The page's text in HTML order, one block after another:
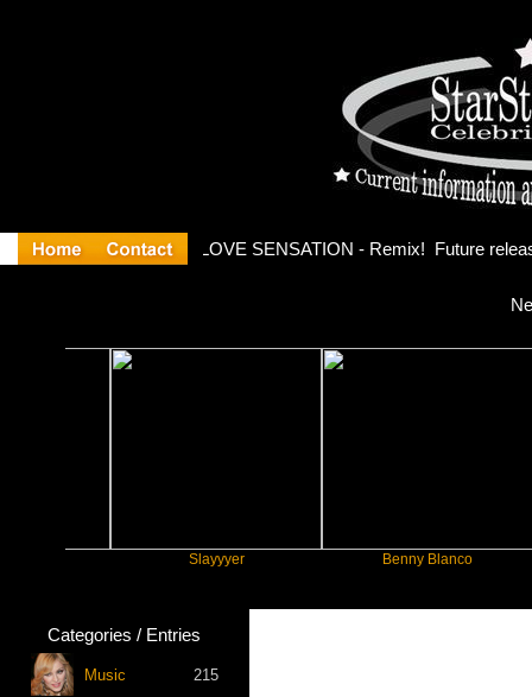
Official
Benny Blanco
Categories / Entries
Music 215